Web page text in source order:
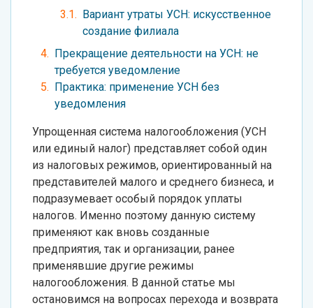
Вариант утраты УСН: искусственное
создание филиала
Прекращение деятельности на УСН: не
требуется уведомление
Практика: применение УСН без
уведомления
Упрощенная система налогообложения (УСН
или единый налог) представляет собой один
из налоговых режимов, ориентированный на
представителей малого и среднего бизнеса, и
подразумевает особый порядок уплаты
налогов. Именно поэтому данную систему
применяют как вновь созданные
предприятия, так и организации, ранее
применявшие другие режимы
налогообложения. В данной статье мы
остановимся на вопросах перехода и возврата